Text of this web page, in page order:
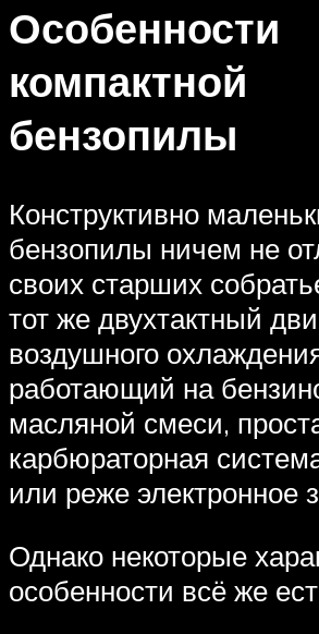
Особенности
компактной
бензопилы
Конструктивно
бензопилы ничем не
своих старших
тот же двухтактный
воздушного
работающий на
масляной смеси,
карбюраторная
или реже электронное
Однако некоторые
особенности всё же